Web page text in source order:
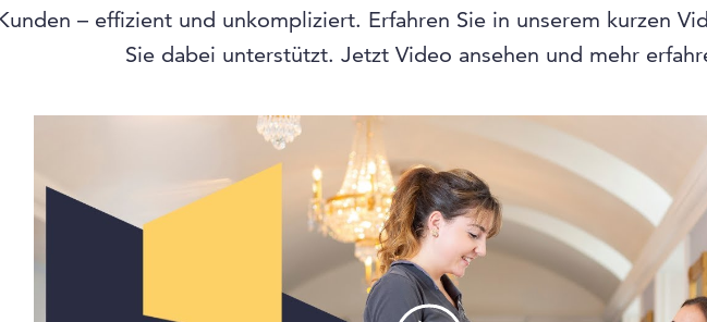
– effizient und unkompliziert. Erfahren Sie in unserem kurzen
Sie dabei unterstützt. Jetzt Video ansehen und mehr